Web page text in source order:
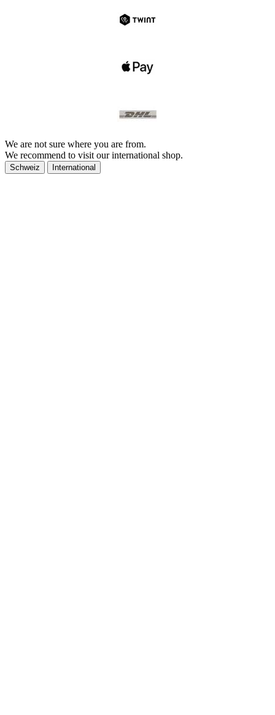
We are not sure where you are from.
We recommend to visit our international shop.
Schweiz International